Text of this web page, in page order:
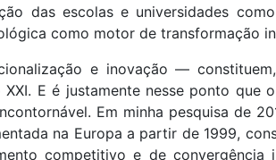
das escolas e universidades
como motor de transformação
e inovação —
E é justamente nesse ponto que
Em minha pesquisa de
na Europa a partir de 1999,
competitivo e de convergência